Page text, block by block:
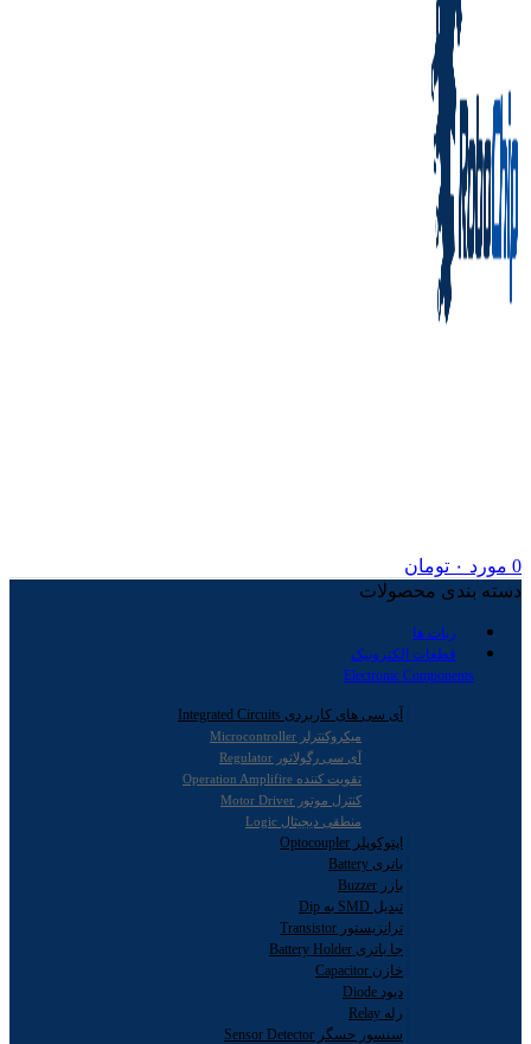
0 مورد ۰ تومان
دسته بندی محصولات
ربات ها
قطعات الکترونیک
Electronic Components
آی سی های کاربردی Integrated Circuits
میکروکنترلر Microcontroller
آی سی رگولاتور Regulator
تقویت کننده Operation Amplifire
کنترل موتور Motor Driver
منطقی دیجیتال Logic
اپتوکوپلر Optocoupler
باتری Battery
بازر Buzzer
تبدیل SMD به Dip
ترانزیستور Transistor
جا باتری Battery Holder
خازن Capacitor
دیود Diode
رله Relay
سنسور حسگر Sensor Detector